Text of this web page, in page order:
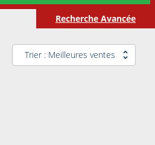
Recherche Avancée
Trier : Meilleures ventes